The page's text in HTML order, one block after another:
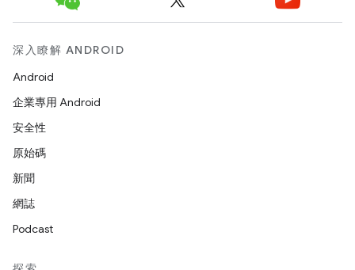
深入瞭解 ANDROID
Android
企業專用 Android
安全性
原始碼
新聞
網誌
Podcast